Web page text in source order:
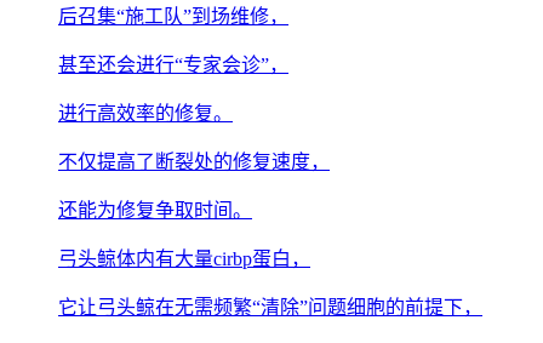
后召集“施工队”到场维修，
甚至还会进行“专家会诊”，
进行高效率的修复。
不仅提高了断裂处的修复速度，
还能为修复争取时间。
弓头鲸体内有大量cirbp蛋白，
它让弓头鲸在无需频繁“清除”问题细胞的前提下，